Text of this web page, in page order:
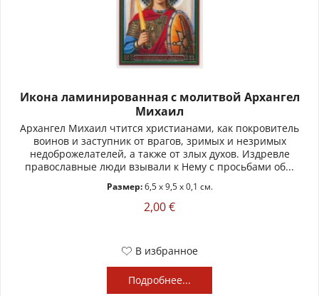
Икона ламинированная с молитвой Архангел
Михаил
Архангел Михаил чтится христианами, как покровитель
воинов и заступник от врагов, зримых и незримых
недоброжелателей, а также от злых духов. Издревле
православные люди взывали к Нему с просьбами об...
Размер:6,5 x 9,5 x 0,1 см.
2,00 €
В избранное
Подробнее...